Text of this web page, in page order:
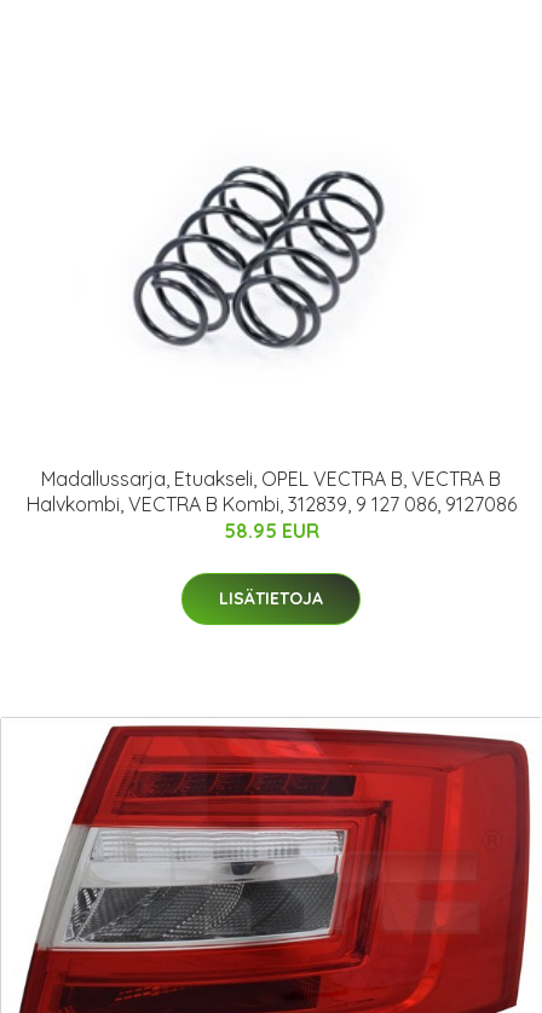
Madallussarja, Etuakseli, OPEL VECTRA B, VECTRA B
Halvkombi, VECTRA B Kombi, 312839, 9 127 086, 9127086
58.95 EUR
LISÄTIETOJA